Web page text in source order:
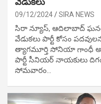
09/12/2024 SIRA NEWS
సిరా న్యూస్, ఆదిలాబాద్
వేడుక‌లు పార్టీ కోసం
త్యాగమూర్తి సోనియా గాంధీ
పార్టీ సీనియ‌ర్ నాయ‌కులు
సోమవారం…